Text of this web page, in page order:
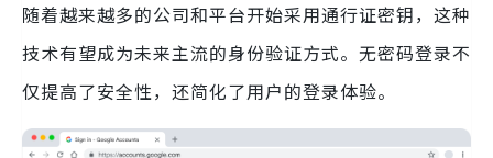
随着越来越多的公司和平台开始采用通行证密钥，这种
技术有望成为未来主流的身份验证方式。无密码登录不
仅提高了安全性，还简化了用户的登录体验。